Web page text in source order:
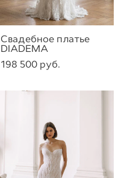
Свадебное платье
DIADEMA
198 500 pуб.